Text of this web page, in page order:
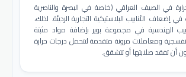
في الصيف العراقي (خاصة في البصرة والناصرية
إضعاف الأنابيب البلاستيكية التجارية الرديئة. لذلك،
الهندسية في مجموعة بوير بإضافة مواد مثبتة
ومعاملات مرونة متقدمة لتتحمل درجات حرارة
أن تفقد صلابتها أو تتشقق.